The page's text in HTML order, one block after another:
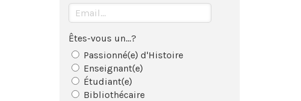
Êtes-vous un...?
Passionné(e) d'Histoire
Enseignant(e)
Étudiant(e)
Bibliothécaire